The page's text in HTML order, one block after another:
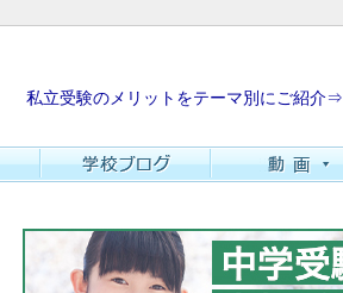
私立受験のメリットをテーマ別にご紹介⇒